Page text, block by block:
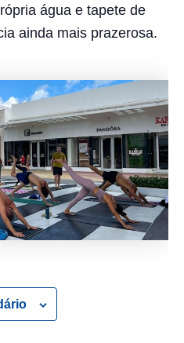
água e tapete de
ainda mais prazerosa.